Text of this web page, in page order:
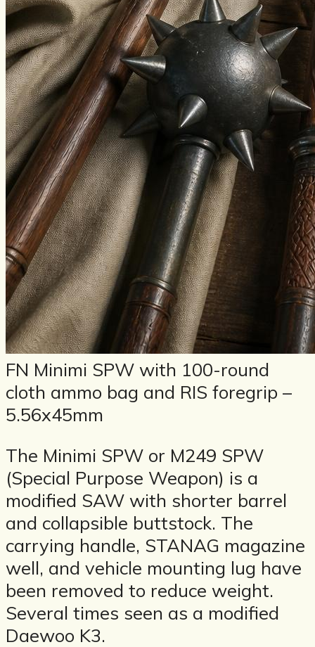
FN Minimi SPW with 100-round
cloth ammo bag and RIS foregrip –
5.56x45mm
The Minimi SPW or M249 SPW
(Special Purpose Weapon) is a
modified SAW with shorter barrel
and collapsible buttstock. The
carrying handle, STANAG magazine
well, and vehicle mounting lug have
been removed to reduce weight.
Several times seen as a modified
Daewoo K3.